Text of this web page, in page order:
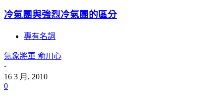
冷氣團與強烈冷氣團的區分
專有名詞
氣象將軍 俞川心
-
16 3 月, 2010
0